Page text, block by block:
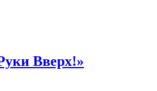
Вверх!»